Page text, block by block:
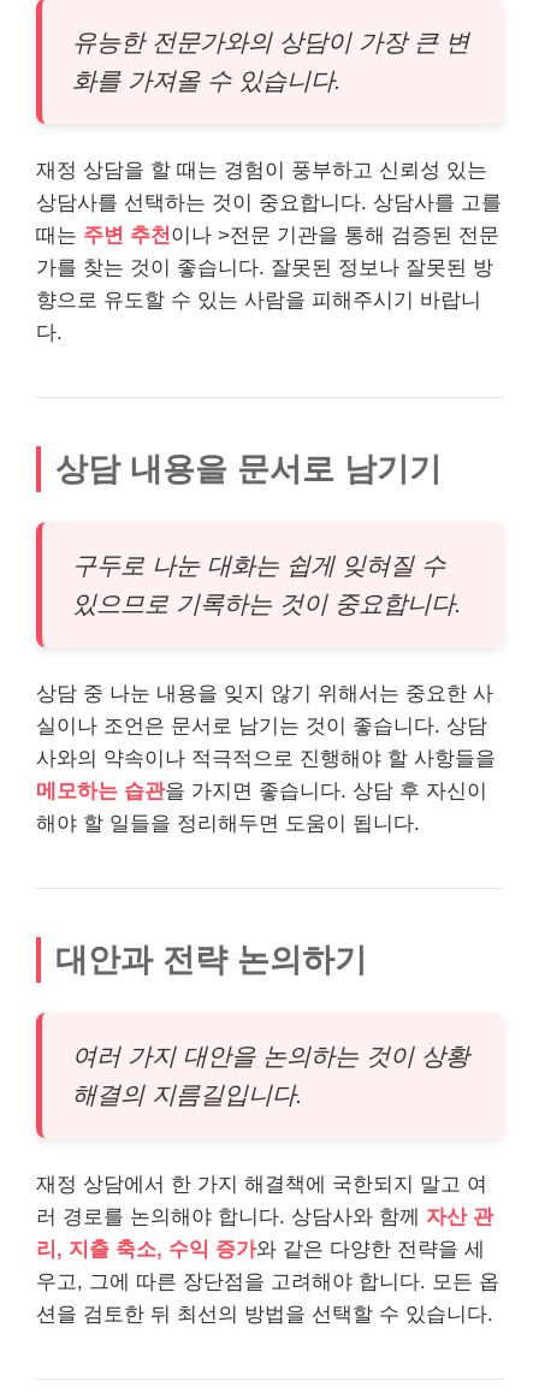
유능한 전문가와의 상담이 가장 큰 변
화를 가져올 수 있습니다.
재정 상담을 할 때는 경험이 풍부하고 신뢰성 있는
상담사를 선택하는 것이 중요합니다. 상담사를 고를
때는 주변 추천이나 >전문 기관을 통해 검증된 전문
가를 찾는 것이 좋습니다. 잘못된 정보나 잘못된 방
향으로 유도할 수 있는 사람을 피해주시기 바랍니
다.
상담 내용을 문서로 남기기
구두로 나눈 대화는 쉽게 잊혀질 수
있으므로 기록하는 것이 중요합니다.
상담 중 나눈 내용을 잊지 않기 위해서는 중요한 사
실이나 조언은 문서로 남기는 것이 좋습니다. 상담
사와의 약속이나 적극적으로 진행해야 할 사항들을
메모하는 습관을 가지면 좋습니다. 상담 후 자신이
해야 할 일들을 정리해두면 도움이 됩니다.
대안과 전략 논의하기
여러 가지 대안을 논의하는 것이 상황
해결의 지름길입니다.
재정 상담에서 한 가지 해결책에 국한되지 말고 여
러 경로를 논의해야 합니다. 상담사와 함께 자산 관
리, 지출 축소, 수익 증가와 같은 다양한 전략을 세
우고, 그에 따른 장단점을 고려해야 합니다. 모든 옵
션을 검토한 뒤 최선의 방법을 선택할 수 있습니다.